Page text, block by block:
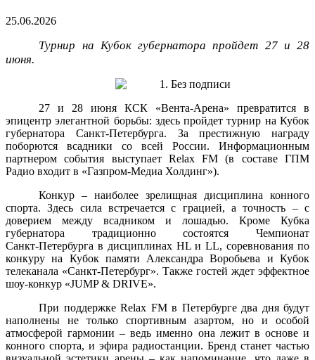
25.06.2026
Турнир на Кубок губернатора пройдет 27 и 28
июня.
27 и 28 июня КСК «Вента‑Арена» превратится в
эпицентр элегантной борьбы: здесь пройдет турнир на Кубок
губернатора Санкт‑Петербурга. За престижную награду
поборются всадники со всей России. Информационным
партнером события выступает Relax FM (в составе ГПМ
Радио входит в «Газпром-Медиа Холдинг»).
Конкур – наиболее зрелищная дисциплина конного
спорта. Здесь сила встречается с грацией, а точность – с
доверием между всадником и лошадью. Кроме Кубка
губернатора традиционно состоятся Чемпионат
Санкт‑Петербурга в дисциплинах HL и LL, соревнования по
конкуру на Кубок памяти Александра Воробьева и Кубок
телеканала «Санкт‑Петербург». Также гостей ждет эффектное
шоу‑конкур «JUMP & DRIVE».
При поддержке Relax FM в Петербурге два дня будут
наполнены не только спортивным азартом, но и особой
атмосферой гармонии – ведь именно она лежит в основе и
конного спорта, и эфира радиостанции. Бренд станет частью